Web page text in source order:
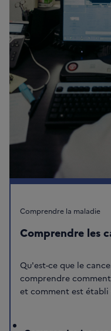
Comprendre la maladie
Comprendre les
Qu'est-ce que le
comprendre
et comment est